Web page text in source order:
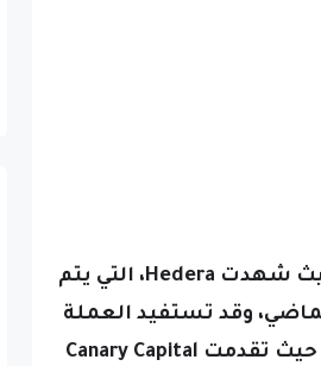
وبالإضافة إلى ذلك، تشهد Hedera (HBAR) نموًا سريعًا، حيث شهدت Hedera، التي يتم
بنسبة 75٪ في الأسبوع الماضي، وقد تستفيد العملة
المشفرة قريبًا من صندوق التداول المتداول الخاص بها، حيث تقدمت Canary Capital